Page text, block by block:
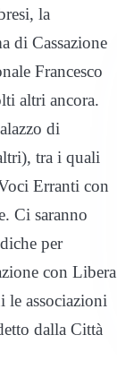
la
di Cassazione
Francesco
altri ancora.
di
tra i quali
Erranti con
Ci saranno
per
con Libera
le associazioni
dalla Città